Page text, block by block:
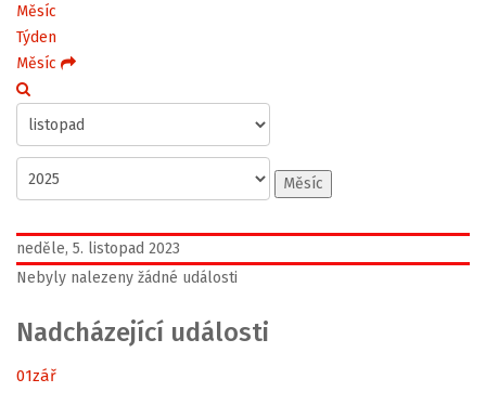
Měsíc
Týden
Měsíc
Měsíc
neděle, 5. listopad 2023
Nebyly nalezeny žádné události
Nadcházející události
01zář